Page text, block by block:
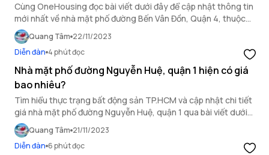
Cùng OneHousing đọc bài viết dưới đây để cập nhật thông tin
mới nhất về nhà mặt phố đường Bến Vân Đồn, Quận 4, thuộc
bất động sản TP HCM.
Quang Tâm 22/11/2023
Diễn đàn 4 phút đọc
Nhà mặt phố đường Nguyễn Huệ, quận 1 hiện có giá
bao nhiêu?
Tìm hiểu thực trạng bất động sản TP.HCM và cập nhật chi tiết
giá nhà mặt phố đường Nguyễn Huệ, quận 1 qua bài viết dưới
đây.
Quang Tâm 21/11/2023
Diễn đàn 6 phút đọc